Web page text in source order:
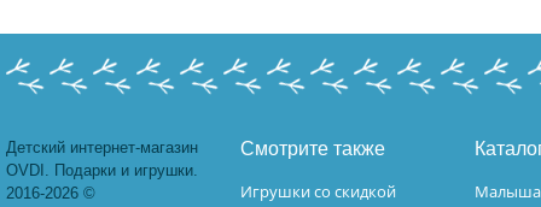
Детский интернет-магазин
OVDI. Подарки и игрушки.
2016-2026 ©
Смотрите также
Игрушки со скидкой